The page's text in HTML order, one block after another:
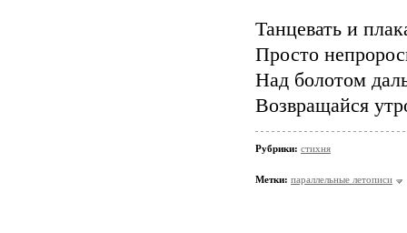
Танцевать и
Просто
Над болотом
Возвращайся
Рубрики: стихня
Метки: параллельные летописи